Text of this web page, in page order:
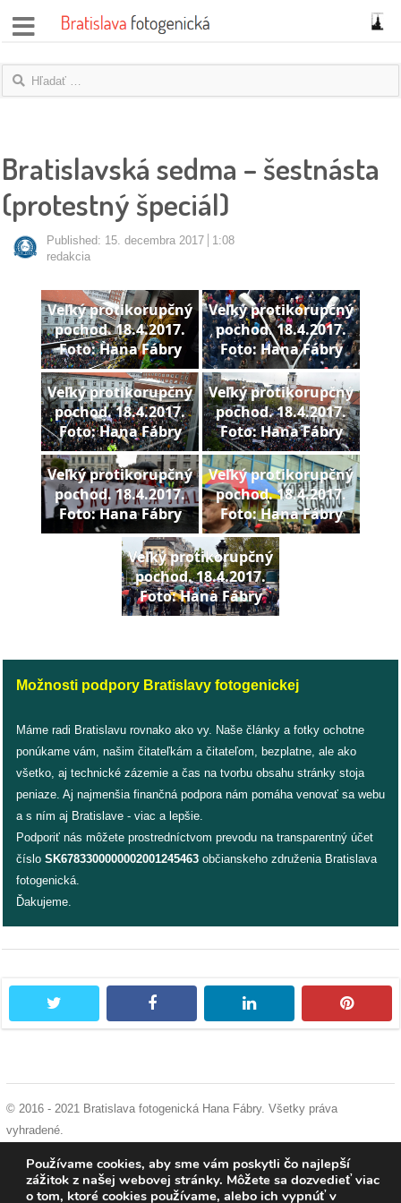
správy
|
rozhovory
protesty
granty
pozvánky
Historický
kalendár
zákony
konania
pripomienkové
konania
dobrá
prax
práca
odkazy
videá
vychádzky
knihy
Bratislavská sedma – šestnásta
(protestný špeciál)
Published: 15. decembra 2017
1:08
redakcia
Veľký protikorupčný
pochod. 18.4.2017.
Foto: Hana Fábry
Veľký protikorupčný
pochod. 18.4.2017.
Foto: Hana Fábry
Veľký protikorupčný
pochod. 18.4.2017.
Foto: Hana Fábry
Veľký protikorupčný
pochod. 18.4.2017.
Foto: Hana Fábry
Veľký protikorupčný
pochod. 18.4.2017.
Foto: Hana Fábry
Veľký protikorupčný
pochod. 18.4.2017.
Foto: Hana Fábry
Veľký protikorupčný
pochod. 18.4.2017.
Foto: Hana Fábry
Možnosti podpory Bratislavy fotogenickej
Máme radi Bratislavu rovnako ako vy. Naše články a fotky ochotne
ponúkame vám, našim čitateľkám a čitateľom, bezplatne, ale ako
všetko, aj technické zázemie a čas na tvorbu obsahu stránky stoja
peniaze. Aj najmenšia finančná podpora nám pomáha venovať sa webu
a s ním aj Bratislave - viac a lepšie.
Podporiť nás môžete prostredníctvom prevodu na transparentný účet
číslo SK6783300000002001245463 občianskeho združenia Bratislava
fotogenická.
Ďakujeme.
facebook linkedin
© 2016 - 2021 Bratislava fotogenická Hana Fábry. Všetky práva
vyhradené.
cookies
Používame cookies, aby sme vám poskytli čo najlepší
zážitok z našej webovej stránky. Môžete sa dozvedieť viac
o tom, ktoré cookies používame, alebo ich vypnúť v